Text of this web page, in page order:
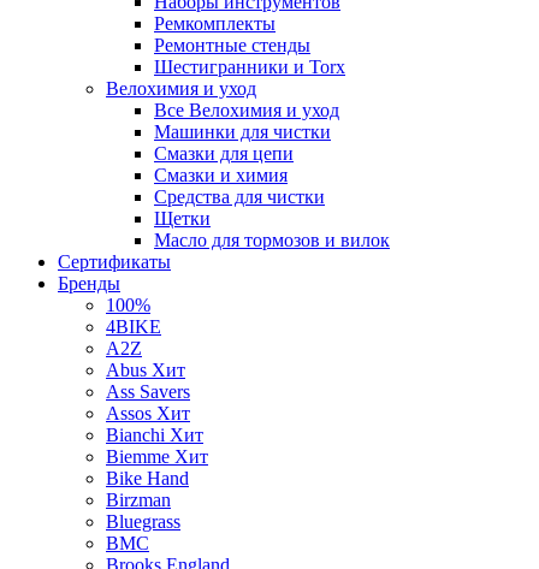
Ремкомплекты
Ремонтные стенды
Шестигранники и Torx
Велохимия и уход
Все Велохимия и уход
Машинки для чистки
Смазки для цепи
Смазки и химия
Средства для чистки
Щетки
Масло для тормозов и вилок
Сертификаты
Бренды
100%
4BIKE
A2Z
Abus Хит
Ass Savers
Assos Хит
Bianchi Хит
Biemme Хит
Bike Hand
Birzman
Bluegrass
BMC
Brooks England